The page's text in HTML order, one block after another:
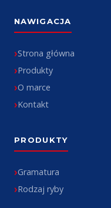
NAWIGACJA
Strona główna
Produkty
O marce
Kontakt
PRODUKTY
Gramatura
Rodzaj ryby